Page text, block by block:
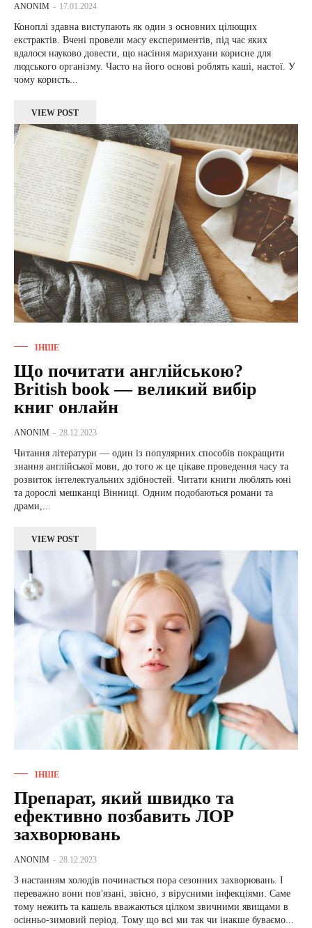
ANONIM - 17.01.2024
Коноплі здавна виступають як один з основних цілющих
екстрактів. Вчені провели масу експериментів, під час яких
вдалося науково довести, що насіння марихуани корисне для
людського організму. Часто на його основі роблять каші, настої. У
чому користь...
VIEW POST
ІНШЕ
Що почитати англійською?
British book — великий вибір
книг онлайн
ANONIM - 28.12.2023
Читання літератури — один із популярних способів покращити
знання англійської мови, до того ж це цікаве проведення часу та
розвиток інтелектуальних здібностей. Читати книги люблять юні
та дорослі мешканці Вінниці. Одним подобаються романи та
драми,...
VIEW POST
ІНШЕ
Препарат, який швидко та
ефективно позбавить ЛОР
захворювань
ANONIM - 28.12.2023
З настанням холодів починається пора сезонних захворювань. І
переважно вони пов'язані, звісно, ​​з вірусними інфекціями. Саме
тому нежить та кашель вважаються цілком звичними явищами в
осінньо-зимовий період. Тому що всі ми так чи інакше буваємо...